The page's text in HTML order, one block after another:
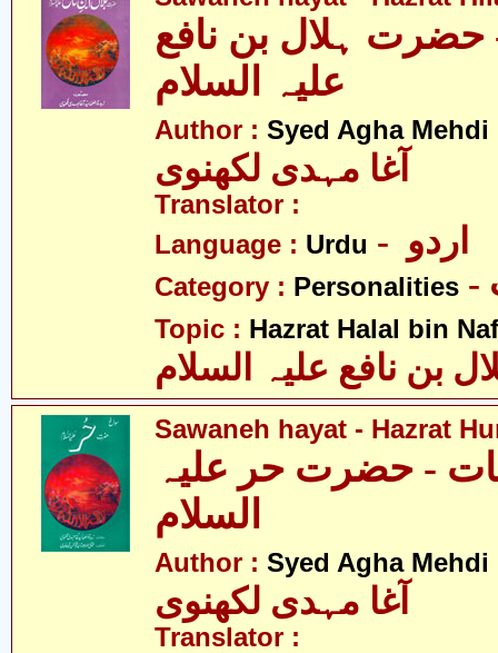
حضرت ہلال بن نافع
علیہ السلام
Author : Syed Agha
آغا مہدی لکھنوی
Translator :
Language : Urdu
Category : Personalities
Topic : Hazrat Halal bin
بن نافع علیہ السلام
Sawaneh hayat - Hazrat
- حضرت حر علیہ
السلام
Author : Syed Agha
آغا مہدی لکھنوی
Translator :